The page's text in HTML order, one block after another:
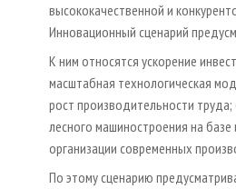
высококачественной и
Инновационный сценарий
К ним относятся ускорение
масштабная технологическая
рост производительности
лесного машиностроения на базе
организации современных
По этому сценарию